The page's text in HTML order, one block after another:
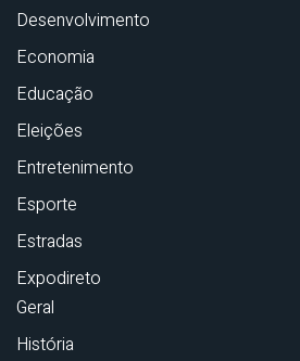
Desenvolvimento
Economia
Educação
Eleições
Entretenimento
Esporte
Estradas
Expodireto
Geral
História